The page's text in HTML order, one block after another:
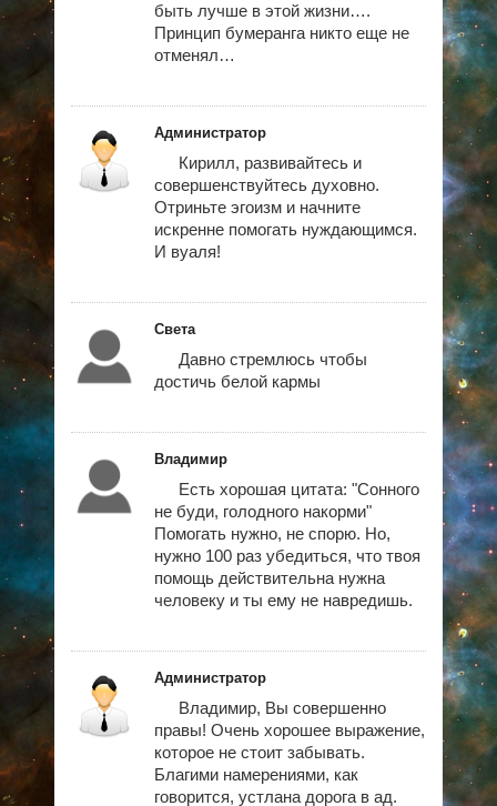
быть лучше в этой жизни….
Принцип бумеранга никто еще не
отменял…
Администратор
Кирилл, развивайтесь и
совершенствуйтесь духовно.
Отриньте эгоизм и начните
искренне помогать нуждающимся.
И вуаля!
Света
Давно стремлюсь чтобы
достичь белой кармы
Владимир
Есть хорошая цитата: "Сонного
не буди, голодного накорми"
Помогать нужно, не спорю. Но,
нужно 100 раз убедиться, что твоя
помощь действительна нужна
человеку и ты ему не навредишь.
Администратор
Владимир, Вы совершенно
правы! Очень хорошее выражение,
которое не стоит забывать.
Благими намерениями, как
говорится, устлана дорога в ад.